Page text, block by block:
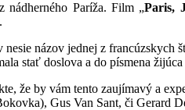
nádherného Paríža. Film „Paris,
názov jednej z
stať doslova a do písmena žijúca
že by vám tento zaujímavý a
Gus Van Sant, či Gerard